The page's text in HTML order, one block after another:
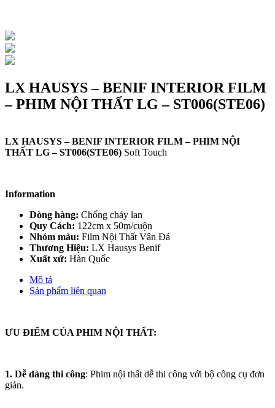
LX HAUSYS – BENIF INTERIOR FILM
– PHIM NỘI THẤT LG – ST006(STE06)
LX HAUSYS – BENIF INTERIOR FILM – PHIM NỘI
THẤT LG – ST006(STE06) Soft Touch
Information
Dòng hàng: Chống cháy lan
Quy Cách: 122cm x 50m/cuộn
Nhóm màu: Film Nội Thất Vân Đá
Thương Hiệu: LX Hausys Benif
Xuất xứ: Hàn Quốc
Mô tả
Sản phẩm liên quan
ƯU ĐIỂM CỦA PHIM NỘI THẤT:
1. Dễ dàng thi công: Phim nội thất dễ thi công với bộ công cụ đơn
giản.